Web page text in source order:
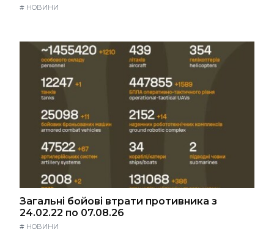
# НОВИНИ
Загальні бойові втрати противника з
24.02.22 по 07.08.26
# НОВИНИ